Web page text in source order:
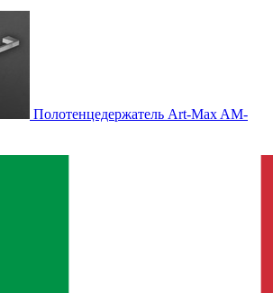
Полотенцедержатель Art-Max AM-